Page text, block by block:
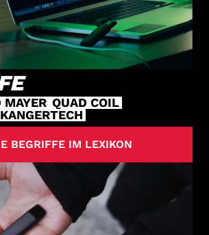
MAYER QUAD COIL
KANGERTECH
BEGRIFFE IM LEXIKON